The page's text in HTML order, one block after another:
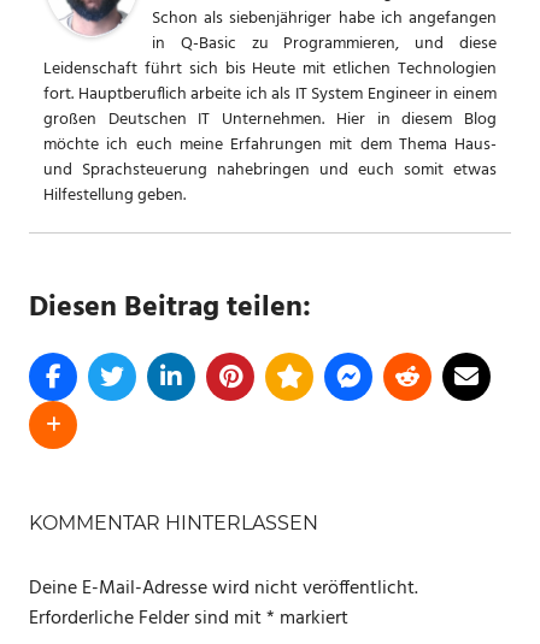
Schon als siebenjähriger habe ich angefangen
in Q-Basic zu Programmieren, und diese
Leidenschaft führt sich bis Heute mit etlichen Technologien
fort. Hauptberuflich arbeite ich als IT System Engineer in einem
großen Deutschen IT Unternehmen. Hier in diesem Blog
möchte ich euch meine Erfahrungen mit dem Thema Haus-
und Sprachsteuerung nahebringen und euch somit etwas
Hilfestellung geben.
Diesen Beitrag teilen:
HOME
LUFTFEUCHTIGKEIT
SWITCHBOT
KOMMENTAR HINTERLASSEN
Deine E-Mail-Adresse wird nicht veröffentlicht.
Erforderliche Felder sind mit* markiert